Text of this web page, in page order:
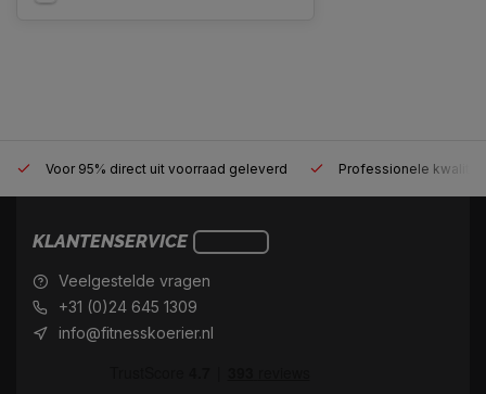
Voor 95% direct uit voorraad geleverd Professionele
KLANTENSERVICE
Veelgestelde vragen
+31 (0)24 645 1309
info@fitnesskoerier.nl